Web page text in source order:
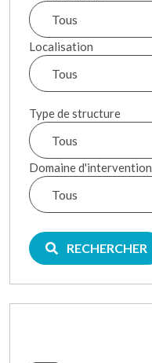
Localisation
Type de structure
Domaine d'intervention
RECHERCHER